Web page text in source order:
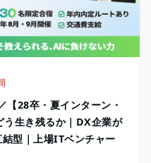
【28卒・夏インターン・
う生き残るか｜DX企業が
型｜上場ITベンチャー